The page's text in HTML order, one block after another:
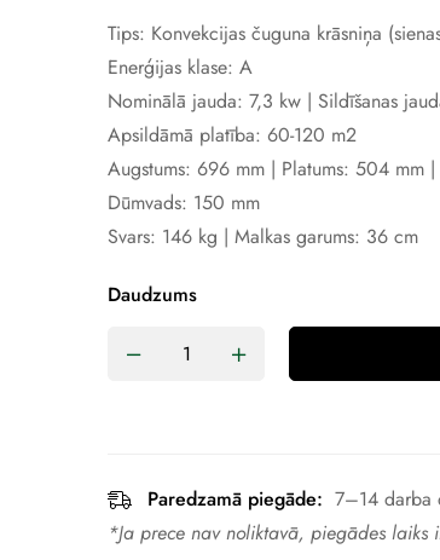
Tips: Konvekcijas čuguna krāsniņa
Enerģijas klase: A
Nominālā jauda: 7,3 kw | Sildīšanas
Apsildāmā platība: 60-120 m2
Augstums: 696 mm | Platums: 504 mm
Dūmvads: 150 mm
Svars: 146 kg | Malkas garums: 36 cm
Daudzums
Paredzamā piegāde: 7–14 darba
*Ja prece nav noliktavā, piegādes laiks